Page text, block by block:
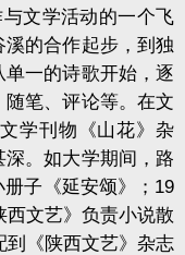
与文学活动的一个飞
的合作起步，到独
一的诗歌开始，逐
笔、评论等。在文
学刊物《山花》杂
。如大学期间，路
子《延安颂》； 19
文艺》负责小说散
到《陕西文艺》杂志